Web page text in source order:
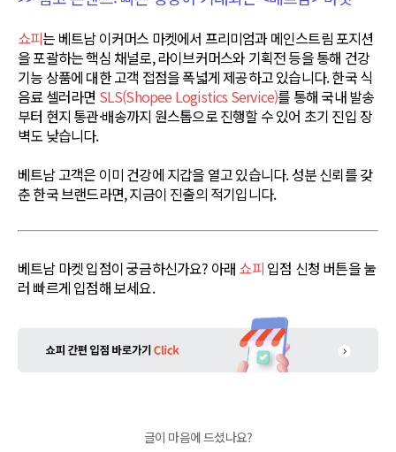
쇼피는 베트남 이커머스 마켓에서 프리미엄과 메인스트림 포지션
을 포괄하는 핵심 채널로, 라이브커머스와 기획전 등을 통해 건강
기능 상품에 대한 고객 접점을 폭넓게 제공하고 있습니다. 한국 식
음료 셀러라면 SLS(Shopee Logistics Service)를 통해 국내 발송
부터 현지 통관·배송까지 원스톱으로 진행할 수 있어 초기 진입 장
벽도 낮습니다.
베트남 고객은 이미 건강에 지갑을 열고 있습니다. 성분 신뢰를 갖
춘 한국 브랜드라면, 지금이 진출의 적기입니다.
베트남 마켓 입점이 궁금하신가요? 아래 쇼피 입점 신청 버튼을 눌
러 빠르게 입점해 보세요.
글이 마음에 드셨나요?